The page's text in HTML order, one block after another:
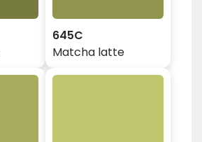
645C
Matcha latte